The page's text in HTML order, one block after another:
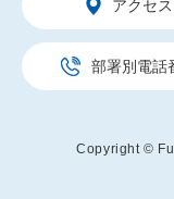
アクセス
部署別電話
Copyright ©